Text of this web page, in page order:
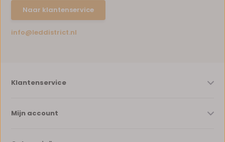
Naar klantenservice
info@leddistrict.nl
Klantenservice
Mijn account